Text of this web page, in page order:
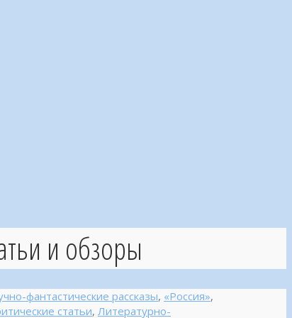
и обзоры
фантастические рассказы, «Россия»,
статьи, Литературно-